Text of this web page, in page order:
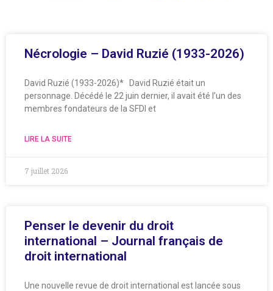
Nécrologie – David Ruzié (1933-2026)
David Ruzié (1933-2026)* David Ruzié était un
personnage. Décédé le 22 juin dernier, il avait été l’un des
membres fondateurs de la SFDI et
LIRE LA SUITE
7 juillet 2026
Penser le devenir du droit
international – Journal français de
droit international
Une nouvelle revue de droit international est lancée sous